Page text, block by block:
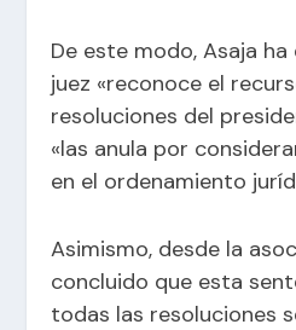
De este modo, Asaja
juez «reconoce el
resoluciones del
«las anula por
en el ordenamiento
Asimismo, desde la
concluido que esta
todas las resoluciones